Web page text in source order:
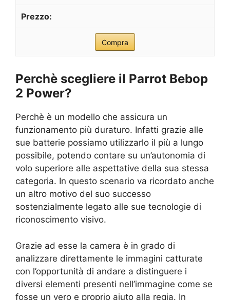
Compra
Perchè scegliere il Parrot Bebop
2 Power?
Perchè è un modello che assicura un
funzionamento più duraturo. Infatti grazie alle
sue batterie possiamo utilizzarlo il più a lungo
possibile, potendo contare su un’autonomia di
volo superiore alle aspettative della sua stessa
categoria. In questo scenario va ricordato anche
un altro motivo del suo successo
sostenzialmente legato alle sue tecnologie di
riconoscimento visivo.
Grazie ad esse la camera è in grado di
analizzare direttamente le immagini catturate
con l’opportunità di andare a distinguere i
diversi elementi presenti nell’immagine come se
fosse un vero e proprio aiuto alla regia. In